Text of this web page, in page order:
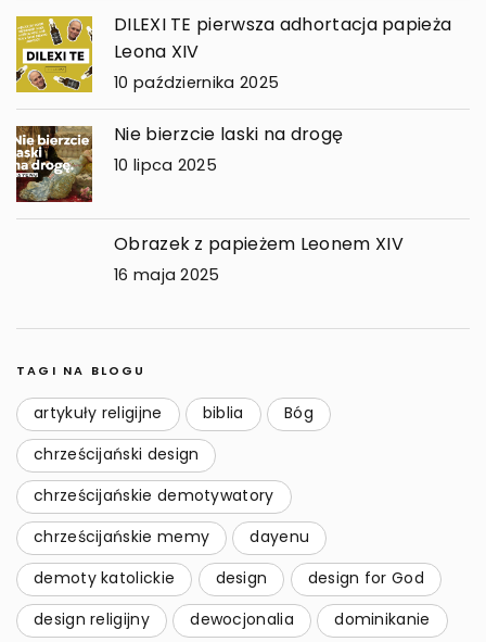
DILEXI TE pierwsza adhortacja papieża
Leona XIV
10 października 2025
Nie bierzcie laski na drogę
10 lipca 2025
Obrazek z papieżem Leonem XIV
16 maja 2025
TAGI NA BLOGU
artykuły religijne biblia
Bóg
chrześcijański design
chrześcijańskie demotywatory
chrześcijańskie memy
dayenu
demoty katolickie
design
design for God
design religijny
dewocjonalia dominikanie